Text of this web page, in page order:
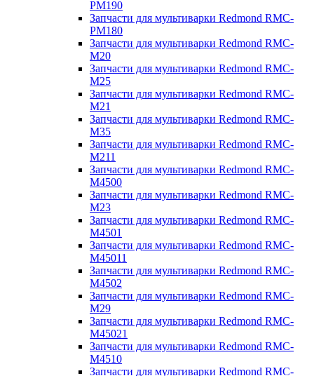
PM190
Запчасти для мультиварки Redmond RMC-
PM180
Запчасти для мультиварки Redmond RMC-
M20
Запчасти для мультиварки Redmond RMC-
M25
Запчасти для мультиварки Redmond RMC-
M21
Запчасти для мультиварки Redmond RMC-
M35
Запчасти для мультиварки Redmond RMC-
M211
Запчасти для мультиварки Redmond RMC-
M4500
Запчасти для мультиварки Redmond RMC-
M23
Запчасти для мультиварки Redmond RMC-
M4501
Запчасти для мультиварки Redmond RMC-
M45011
Запчасти для мультиварки Redmond RMC-
M4502
Запчасти для мультиварки Redmond RMC-
M29
Запчасти для мультиварки Redmond RMC-
M45021
Запчасти для мультиварки Redmond RMC-
M4510
Запчасти для мультиварки Redmond RMC-